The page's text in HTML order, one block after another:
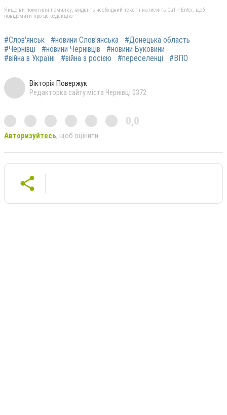
Якщо ви помітили помилку, виділіть необхідний текст і натисніть Ctrl + Enter, щоб
повідомити про це редакцію
#Слов'янськ #новини Слов'янська
#Донецька область
#Чернівці
#новини Чернівців
#новини Буковини
#війна в Україні
#війна з росією #переселенці #ВПО
Вікторія Повержук
Редакторка сайту міста Чернівці 0372
0,0
Авторизуйтесь, щоб оцінити